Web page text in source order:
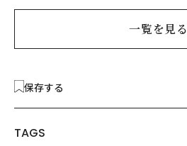
一覧を見る
保存する
TAGS